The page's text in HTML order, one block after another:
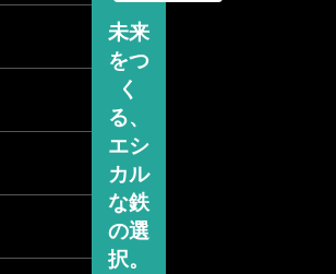
未来
をつ
く
る、
エシ
カル
な鉄
の選
択。